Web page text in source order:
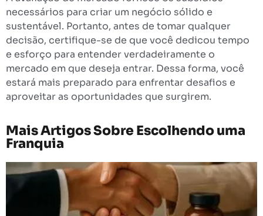
necessários para criar um negócio sólido e
sustentável. Portanto, antes de tomar qualquer
decisão, certifique-se de que você dedicou tempo
e esforço para entender verdadeiramente o
mercado em que deseja entrar. Dessa forma, você
estará mais preparado para enfrentar desafios e
aproveitar as oportunidades que surgirem.
Mais Artigos SobreEscolhendo uma
Franquia